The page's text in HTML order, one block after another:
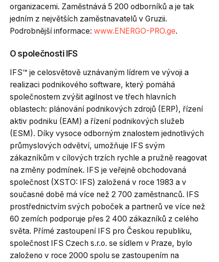
organizacemi. Zaměstnává 5 200 odborníků a je tak
jedním z největších zaměstnavatelů v Gruzii.
Podrobnější informace: www.ENERGO-PRO.ge.
O společnosti IFS
IFS™ je celosvětově uznávaným lídrem ve vývoji a
realizaci podnikového software, který pomáhá
společnostem zvýšit agilnost ve třech hlavních
oblastech: plánování podnikových zdrojů (ERP), řízení
aktiv podniku (EAM) a řízení podnikových služeb
(ESM). Díky vysoce odborným znalostem jednotlivých
průmyslových odvětví, umožňuje IFS svým
zákazníkům v cílových trzích rychle a pružně reagovat
na změny podmínek. IFS je veřejně obchodovaná
společnost (XSTO: IFS) založená v roce 1983 a v
současné době má více než 2 700 zaměstnanců. IFS
prostřednictvím svých poboček a partnerů ve více než
60 zemích podporuje přes 2 400 zákazníků z celého
světa. Přímé zastoupení IFS pro Českou republiku,
společnost IFS Czech s.r.o. se sídlem v Praze, bylo
založeno v roce 2000 spolu se zastoupením na